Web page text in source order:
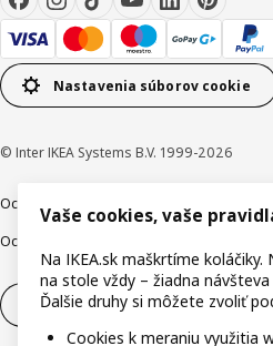
Nastavenia súborov cookie
© Inter IKEA Systems B.V. 1999-2026
Ochrana osobných údajov
Ochrana Oznamovateľov
Odstúpenie od zmluvy
Vaše cookies, vaše
Na IKEA.sk maškrtíme
na stole vždy – žiadna
Ďalšie druhy si môžete zvoliť
Cookies k meraniu využitia